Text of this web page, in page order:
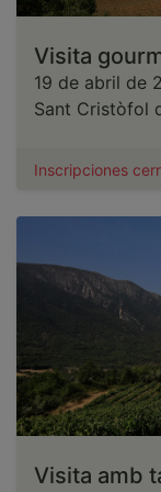
Visita
19 de abril de
Sant Cristòfol
Inscripciones
Visita amb